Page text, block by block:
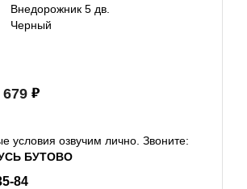
Внедорожник 5 дв.
Черный
679
условия озвучим лично. Звоните:
БУТОВО
84